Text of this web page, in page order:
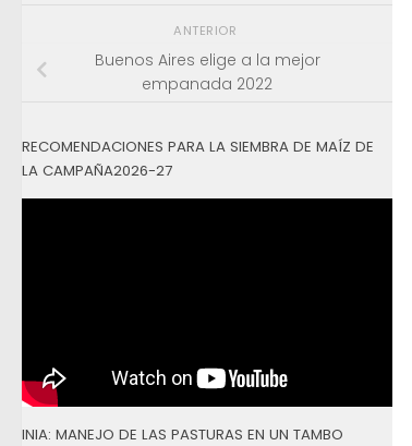
ANTERIOR
Buenos Aires elige a la mejor
empanada 2022
RECOMENDACIONES PARA LA SIEMBRA DE MAÍZ DE
LA CAMPAÑA2026-27
INIA: MANEJO DE LAS PASTURAS EN UN TAMBO